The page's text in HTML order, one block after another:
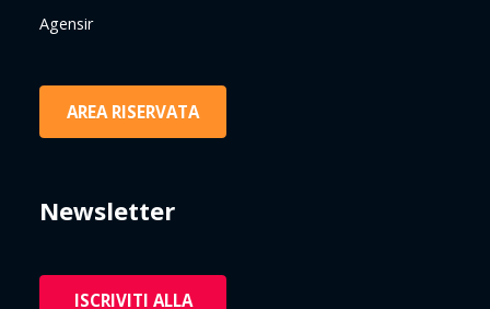
Agensir
AREA RISERVATA
Newsletter
ISCRIVITI ALLA